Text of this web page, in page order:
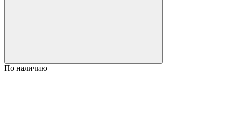
По наличию